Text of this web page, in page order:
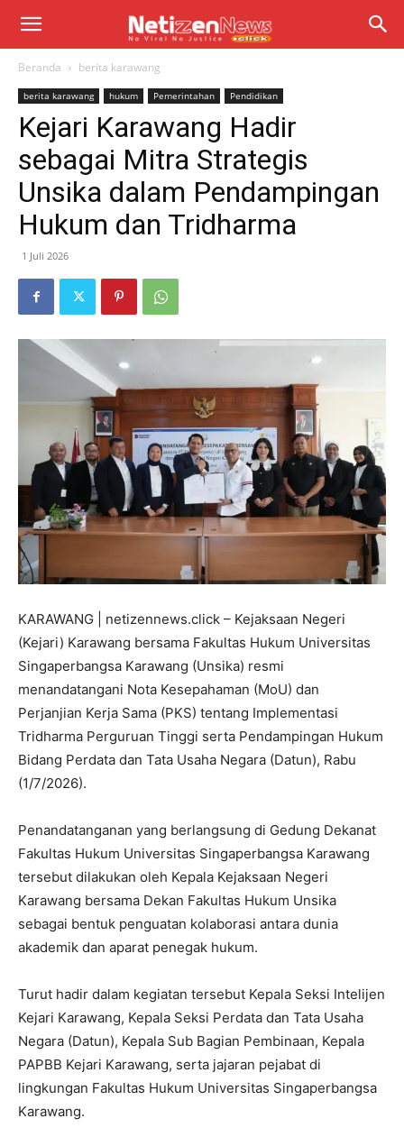
Beranda berita karawang
berita karawang hukum Pemerintahan Pendidikan
Kejari Karawang Hadir
sebagai Mitra Strategis
Unsika dalam Pendampingan
Hukum dan Tridharma
1 Juli 2026
KARAWANG | netizennews.click – Kejaksaan Negeri
(Kejari) Karawang bersama Fakultas Hukum Universitas
Singaperbangsa Karawang (Unsika) resmi
menandatangani Nota Kesepahaman (MoU) dan
Perjanjian Kerja Sama (PKS) tentang Implementasi
Tridharma Perguruan Tinggi serta Pendampingan Hukum
Bidang Perdata dan Tata Usaha Negara (Datun), Rabu
(1/7/2026).
Penandatanganan yang berlangsung di Gedung Dekanat
Fakultas Hukum Universitas Singaperbangsa Karawang
tersebut dilakukan oleh Kepala Kejaksaan Negeri
Karawang bersama Dekan Fakultas Hukum Unsika
sebagai bentuk penguatan kolaborasi antara dunia
akademik dan aparat penegak hukum.
Turut hadir dalam kegiatan tersebut Kepala Seksi Intelijen
Kejari Karawang, Kepala Seksi Perdata dan Tata Usaha
Negara (Datun), Kepala Sub Bagian Pembinaan, Kepala
PAPBB Kejari Karawang, serta jajaran pejabat di
lingkungan Fakultas Hukum Universitas Singaperbangsa
Karawang.